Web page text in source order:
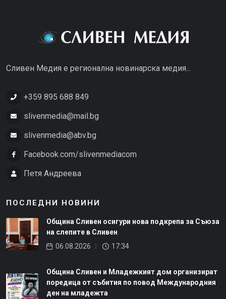
Сливен Медия е регионална новинарска медия...
+359 895 688 849
slivenmedia@mail.bg
slivenmedia@abv.bg
Facebook.com/slivenmediacom
Петя Андреева
ПОСЛЕДНИ НОВИНИ
Община Сливен осигури нова подкрепа за Съюза
на слепите в Сливен
06.08.2026
17:34
Община Сливен и Младежкият дом организират
поредица от събития по повод Международния
ден на младежта